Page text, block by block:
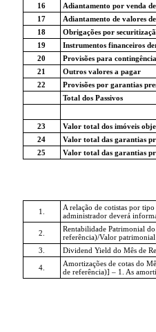
16
Adiantamento por venda
17
Adiantamento de valores
18
Obrigações por
19
Instrumentos financeiros
20
Provisões para
21
Outros valores a pagar
22
Provisões por garantias
Total dos Passivos
23
Valor total dos imóveis
24
Valor total das garantias
25
Valor total das garantias
1.
A relação de cotistas por
administrador deverá
2.
Rentabilidade Patrimonial
referência)/Valor
3.
Dividend Yield do Mês de
4.
Amortizações de cotas do
de referência)] – 1. As